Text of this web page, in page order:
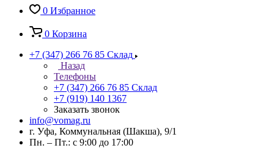
0 Избранное
0 Корзина
+7 (347) 266 76 85 Склад
Назад
Телефоны
+7 (347) 266 76 85 Склад
+7 (919) 140 1367
Заказать звонок
info@vomag.ru
г. Уфа, Коммунальная (Шакша), 9/1
Пн. – Пт.: с 9:00 до 17:00